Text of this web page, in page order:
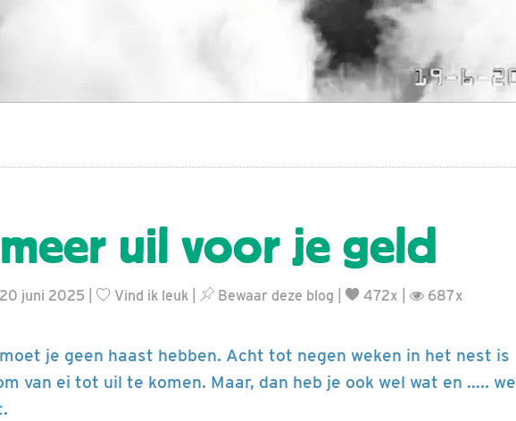
uil voor je geld
juni 2025 | Vind ik leuk Bewaar deze blog 472x | 687x
je geen haast hebben. Acht tot negen weken in het nest is
van ei tot uil te komen. Maar, dan heb je ook wel wat en ….. we